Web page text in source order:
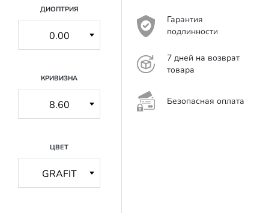
ДИОПТРИЯ
КРИВИЗНА
ЦВЕТ
Гарантия
подлинности
7 дней на возврат
товара
Безопасная оплата